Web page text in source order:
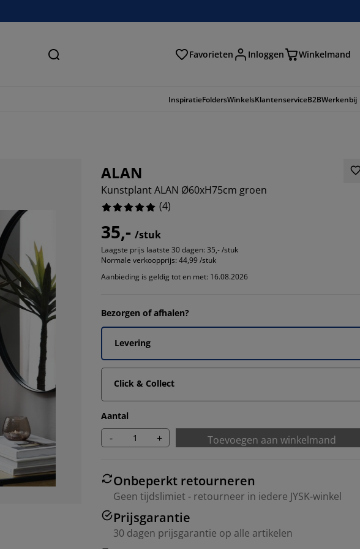
Zoeken Favorieten Inloggen Winkelmand
InspiratieFoldersWinkelsKlantenserviceB2BWerkenbij
ALAN
Kunstplant ALAN Ø60xH75cm groen
(4)
35,- /stuk
Laagste prijs laatste 30 dagen: 35,- /stuk
Normale verkoopprijs: 44,99 /stuk
Aanbieding is geldig tot en met: 16.08.2026
Bezorgen of afhalen?
Levering
Click & Collect
Aantal
- + Toevoegen aan winkelmand
Onbeperkt retourneren
Geen tijdslimiet - retourneer in iedere JYSK-winkel
Prijsgarantie
30 dagen prijsgarantie op alle artikelen